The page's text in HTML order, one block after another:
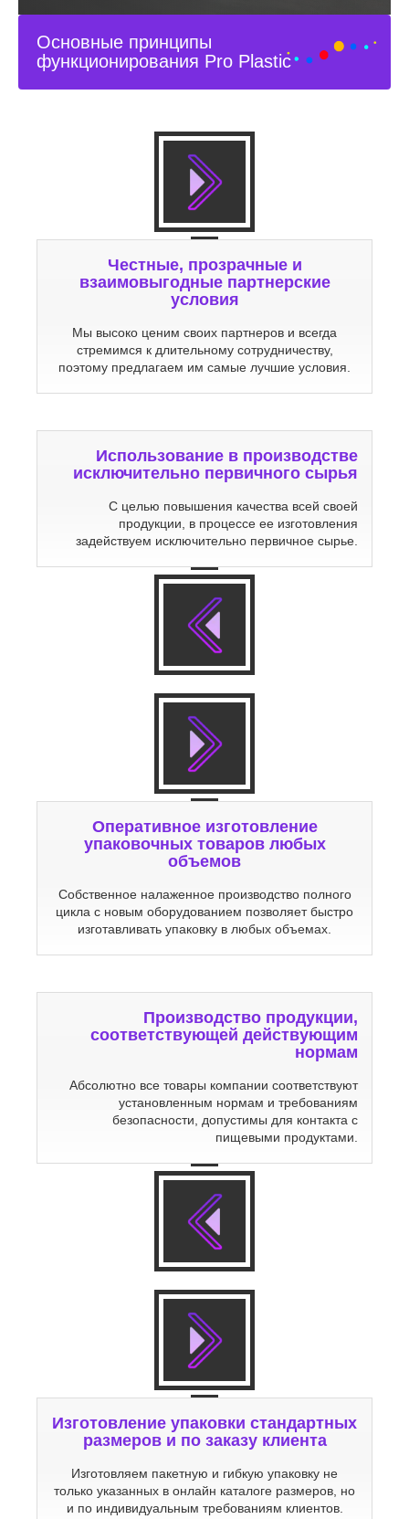
Основные принципы
функционирования Pro Plastic
Честные, прозрачные и
взаимовыгодные партнерские
условия
Мы высоко ценим своих партнеров и всегда
стремимся к длительному сотрудничеству,
поэтому предлагаем им самые лучшие условия.
Использование в производстве
исключительно первичного сырья
С целью повышения качества всей своей
продукции, в процессе ее изготовления
задействуем исключительно первичное сырье.
Оперативное изготовление
упаковочных товаров любых
объемов
Собственное налаженное производство полного
цикла с новым оборудованием позволяет быстро
изготавливать упаковку в любых объемах.
Производство продукции,
соответствующей действующим
нормам
Абсолютно все товары компании соответствуют
установленным нормам и требованиям
безопасности, допустимы для контакта с
пищевыми продуктами.
Изготовление упаковки стандартных
размеров и по заказу клиента
Изготовляем пакетную и гибкую упаковку не
только указанных в онлайн каталоге размеров, но
и по индивидуальным требованиям клиентов.